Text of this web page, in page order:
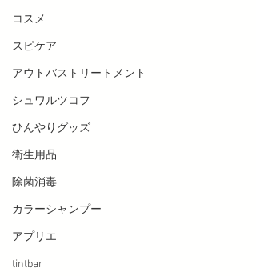
コスメ
スピケア
アウトバストリートメント
シュワルツコフ
ひんやりグッズ
衛生用品
除菌消毒
カラーシャンプー
アプリエ
tintbar